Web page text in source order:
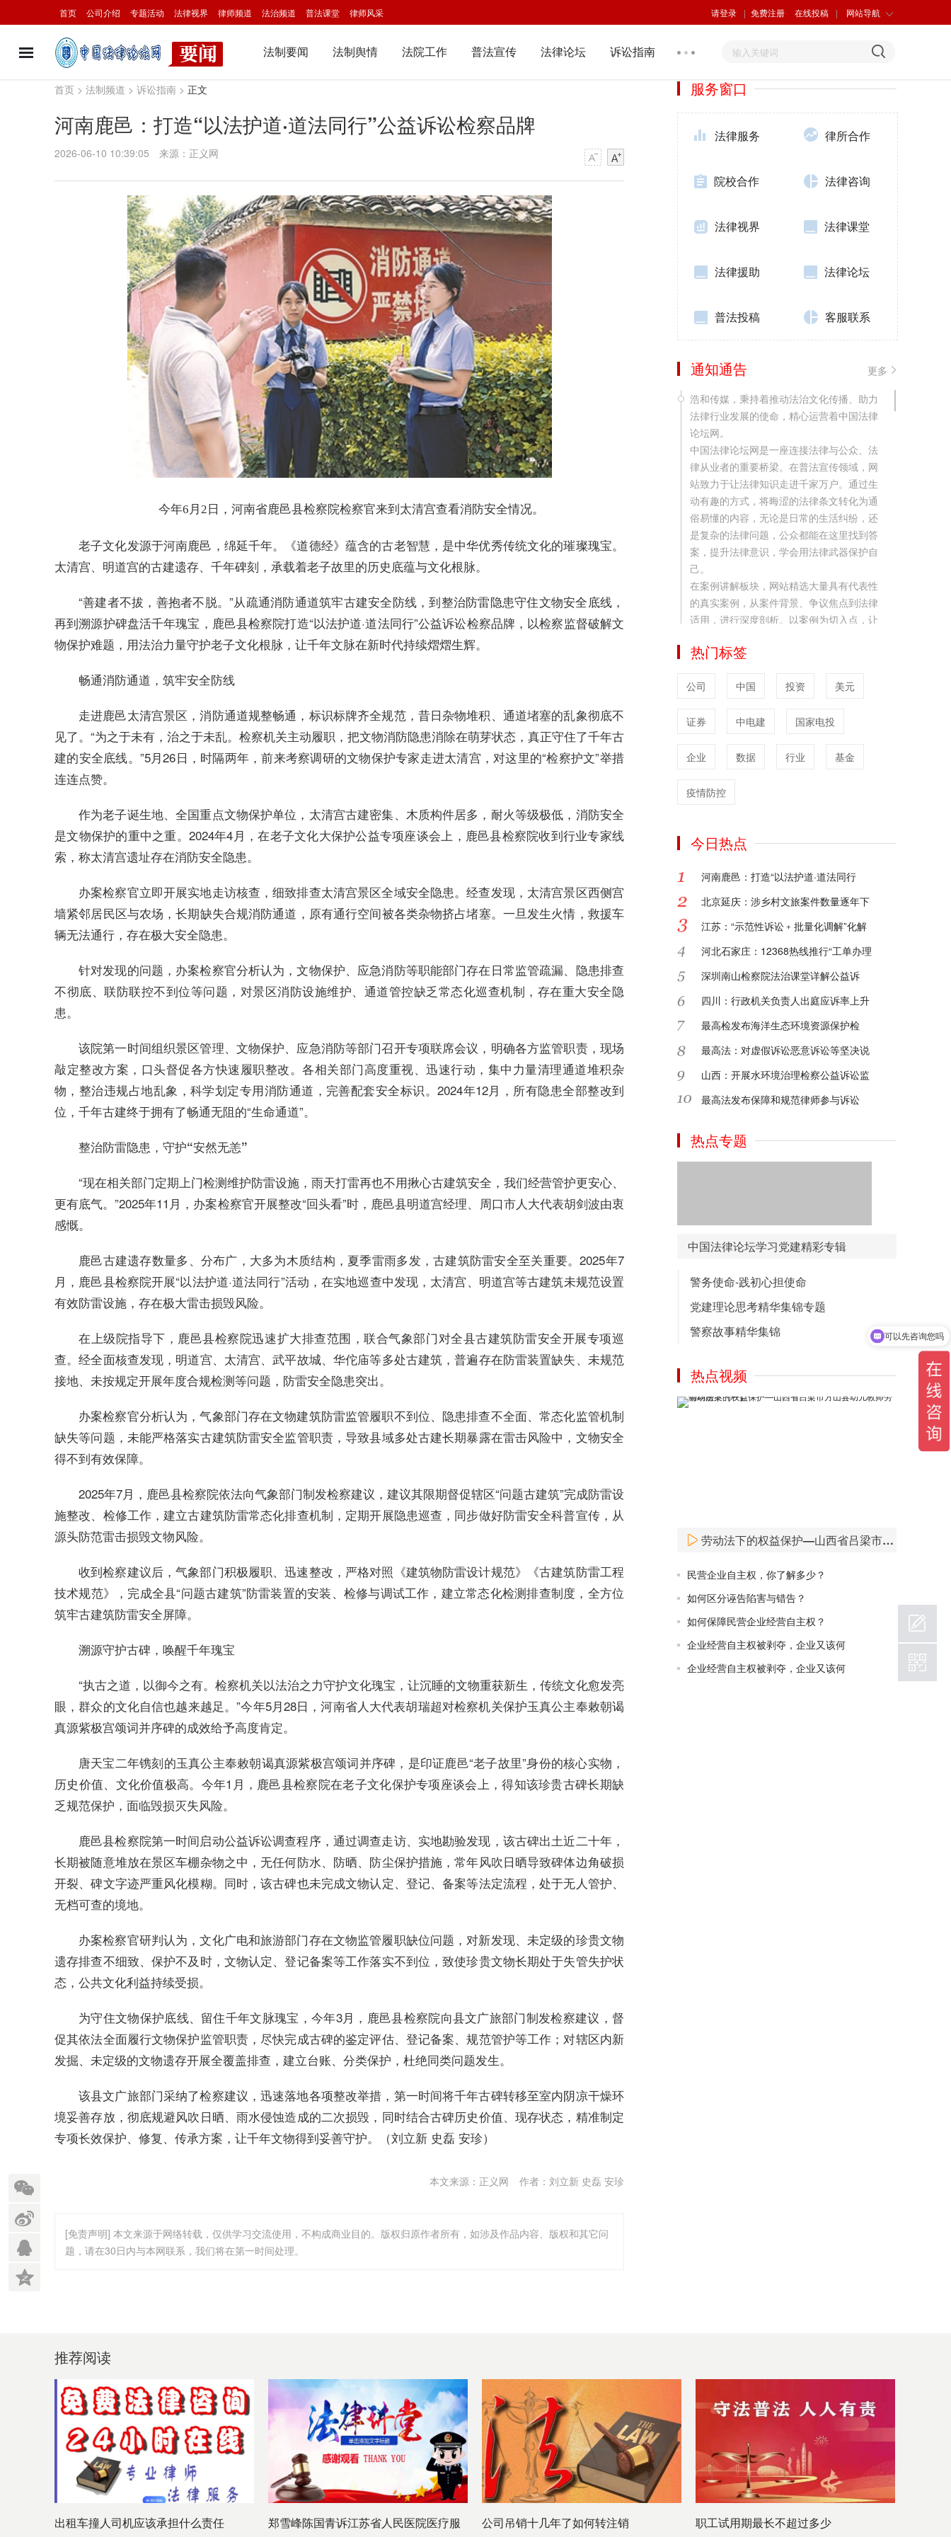
首页 公司介绍 专题活动 法律视界 律师频道 法治频道 普法课堂 律师风采 请登录 | 免费注册 在线投稿 | 网站导航
法制要闻 法制舆情 法院工作 普法宣传 法律论坛 诉讼指南
首页 > 法制频道 > 诉讼指南 > 正文
河南鹿邑：打造“以法护道·道法同行”公益诉讼检察品牌
2026-06-10 10:39:05 来源：正义网
今年6月2日，河南省鹿邑县检察院检察官来到太清宫查看消防安全情况。
老子文化发源于河南鹿邑，绵延千年。《道德经》蕴含的古老智慧，是中华优秀传统文化的璀璨瑰宝。
太清宫、明道宫的古建遗存、千年碑刻，承载着老子故里的历史底蕴与文化根脉。
“善建者不拔，善抱者不脱。”从疏通消防通道筑牢古建安全防线，到整治防雷隐患守住文物安全底线，
再到溯源护碑盘活千年瑰宝，鹿邑县检察院打造“以法护道·道法同行”公益诉讼检察品牌，以检察监督破解文
物保护难题，用法治力量守护老子文化根脉，让千年文脉在新时代持续熠熠生辉。
畅通消防通道，筑牢安全防线
走进鹿邑太清宫景区，消防通道规整畅通，标识标牌齐全规范，昔日杂物堆积、通道堵塞的乱象彻底不
见了。“为之于未有，治之于未乱。检察机关主动履职，把文物消防隐患消除在萌芽状态，真正守住了千年古
建的安全底线。”5月26日，时隔两年，前来考察调研的文物保护专家走进太清宫，对这里的“检察护文”举措
连连点赞。
作为老子诞生地、全国重点文物保护单位，太清宫古建密集、木质构件居多，耐火等级极低，消防安全
是文物保护的重中之重。2024年4月，在老子文化大保护公益专项座谈会上，鹿邑县检察院收到行业专家线
索，称太清宫遗址存在消防安全隐患。
办案检察官立即开展实地走访核查，细致排查太清宫景区全域安全隐患。经查发现，太清宫景区西侧宫
墙紧邻居民区与农场，长期缺失合规消防通道，原有通行空间被各类杂物挤占堵塞。一旦发生火情，救援车
辆无法通行，存在极大安全隐患。
针对发现的问题，办案检察官分析认为，文物保护、应急消防等职能部门存在日常监管疏漏、隐患排查
不彻底、联防联控不到位等问题，对景区消防设施维护、通道管控缺乏常态化巡查机制，存在重大安全隐
患。
该院第一时间组织景区管理、文物保护、应急消防等部门召开专项联席会议，明确各方监管职责，现场
敲定整改方案，口头督促各方快速履职整改。各相关部门高度重视、迅速行动，集中力量清理通道堆积杂
物，整治违规占地乱象，科学划定专用消防通道，完善配套安全标识。2024年12月，所有隐患全部整改到
位，千年古建终于拥有了畅通无阻的“生命通道”。
整治防雷隐患，守护“安然无恙”
“现在相关部门定期上门检测维护防雷设施，雨天打雷再也不用揪心古建筑安全，我们经营管护更安心、
更有底气。”2025年11月，办案检察官开展整改“回头看”时，鹿邑县明道宫经理、周口市人大代表胡剑波由衷
感慨。
鹿邑古建遗存数量多、分布广，大多为木质结构，夏季雷雨多发，古建筑防雷安全至关重要。2025年7
月，鹿邑县检察院开展“以法护道·道法同行”活动，在实地巡查中发现，太清宫、明道宫等古建筑未规范设置
有效防雷设施，存在极大雷击损毁风险。
在上级院指导下，鹿邑县检察院迅速扩大排查范围，联合气象部门对全县古建筑防雷安全开展专项巡
查。经全面核查发现，明道宫、太清宫、武平故城、华佗庙等多处古建筑，普遍存在防雷装置缺失、未规范
接地、未按规定开展年度合规检测等问题，防雷安全隐患突出。
办案检察官分析认为，气象部门存在文物建筑防雷监管履职不到位、隐患排查不全面、常态化监管机制
缺失等问题，未能严格落实古建筑防雷安全监管职责，导致县域多处古建长期暴露在雷击风险中，文物安全
得不到有效保障。
2025年7月，鹿邑县检察院依法向气象部门制发检察建议，建议其限期督促辖区“问题古建筑”完成防雷设
施整改、检修工作，建立古建筑防雷常态化排查机制，定期开展隐患巡查，同步做好防雷安全科普宣传，从
源头防范雷击损毁文物风险。
收到检察建议后，气象部门积极履职、迅速整改，严格对照《建筑物防雷设计规范》《古建筑防雷工程
技术规范》，完成全县“问题古建筑”防雷装置的安装、检修与调试工作，建立常态化检测排查制度，全方位
筑牢古建筑防雷安全屏障。
溯源守护古碑，唤醒千年瑰宝
“执古之道，以御今之有。检察机关以法治之力守护文化瑰宝，让沉睡的文物重获新生，传统文化愈发亮
眼，群众的文化自信也越来越足。”今年5月28日，河南省人大代表胡瑞超对检察机关保护玉真公主奉敕朝谒
真源紫极宫颂词并序碑的成效给予高度肯定。
唐天宝二年镌刻的玉真公主奉敕朝谒真源紫极宫颂词并序碑，是印证鹿邑“老子故里”身份的核心实物，
历史价值、文化价值极高。今年1月，鹿邑县检察院在老子文化保护专项座谈会上，得知该珍贵古碑长期缺
乏规范保护，面临毁损灭失风险。
鹿邑县检察院第一时间启动公益诉讼调查程序，通过调查走访、实地勘验发现，该古碑出土近二十年，
长期被随意堆放在景区车棚杂物之中，无任何防水、防晒、防尘保护措施，常年风吹日晒导致碑体边角破损
开裂、碑文字迹严重风化模糊。同时，该古碑也未完成文物认定、登记、备案等法定流程，处于无人管护、
无档可查的境地。
办案检察官研判认为，文化广电和旅游部门存在文物监管履职缺位问题，对新发现、未定级的珍贵文物
遗存排查不细致、保护不及时，文物认定、登记备案等工作落实不到位，致使珍贵文物长期处于失管失护状
态，公共文化利益持续受损。
为守住文物保护底线、留住千年文脉瑰宝，今年3月，鹿邑县检察院向县文广旅部门制发检察建议，督
促其依法全面履行文物保护监管职责，尽快完成古碑的鉴定评估、登记备案、规范管护等工作；对辖区内新
发掘、未定级的文物遗存开展全覆盖排查，建立台账、分类保护，杜绝同类问题发生。
该县文广旅部门采纳了检察建议，迅速落地各项整改举措，第一时间将千年古碑转移至室内阴凉干燥环
境妥善存放，彻底规避风吹日晒、雨水侵蚀造成的二次损毁，同时结合古碑历史价值、现存状态，精准制定
专项长效保护、修复、传承方案，让千年文物得到妥善守护。（刘立新 史磊 安珍）
本文来源：正义网 作者：刘立新 史磊 安珍
[免责声明] 本文来源于网络转载，仅供学习交流使用，不构成商业目的。版权归原作者所有，如涉及作品内容、版权和其它问
题，请在30日内与本网联系，我们将在第一时间处理。
服务窗口
法律服务 律所合作
院校合作 法律咨询
法律视界 法律课堂
法律援助 法律论坛
普法投稿 客服联系
通知通告
更多
浩和传媒，秉持着推动法治文化传播、助力
法律行业发展的使命，精心运营着中国法律
论坛网。
中国法律论坛网是一座连接法律与公众、法
律从业者的重要桥梁。在普法宣传领域，网
站致力于让法律知识走进千家万户。通过生
动有趣的方式，将晦涩的法律条文转化为通
俗易懂的内容，无论是日常的生活纠纷，还
是复杂的法律问题，公众都能在这里找到答
案，提升法律意识，学会用法律武器保护自
己。
在案例讲解板块，网站精选大量具有代表性
的真实案例，从案件背景、争议焦点到法律
适用，进行深度剖析。以案例为切入点，让
用，每一个案例都是一堂生动的法律课。
宣传服务。我们深知品牌建设对于法律从业
验，为律所和律师量身定制品牌宣传方案，
力。
务和宣传需求，创作富有感染力和专业性的
视频的形式，将法律知识和律所风采以更直
播范围。
业、创新、多元的服务，为法治社会的建设
贡献力量。
2025-01-24
2024-09-14
2024-09-14
网上资料繁多，分类不明确，没有专属的党
建资料下载，中国法律论坛网推出资料下载
频道，汇集了报告、讲话、年鉴等多重资料
2020-09-12
检索时间！
2020-09-12
中国法律论坛网在经过不断的细化完善后，
策文件，党章、党建图库及党建精彩视频和
党建资料下载！
热门标签
公司 中国 投资 美元
证券 中电建 国家电投
企业 数据 行业 基金
疫情防控
今日热点
河南鹿邑：打造“以法护道·道法同行
北京延庆：涉乡村文旅案件数量逐年下
江苏：“示范性诉讼﹢批量化调解”化解
河北石家庄：12368热线推行“工单办理
深圳南山检察院法治课堂详解公益诉
四川：行政机关负责人出庭应诉率上升
最高检发布海洋生态环境资源保护检
最高法：对虚假诉讼恶意诉讼等坚决说
山西：开展水环境治理检察公益诉讼监
最高法发布保障和规范律师参与诉讼
热点专题
中国法律论坛学习党建精彩专辑
警务使命-践初心担使命
党建理论思考精华集锦专题
警察故事精华集锦
热点视频
劳动法下的权益保护—山西省吕梁市方山县幼儿教师劳动纠纷案（一）
民营企业自主权，你了解多少？
如何区分诬告陷害与错告？
如何保障民营企业经营自主权？
企业经营自主权被剥夺，企业又该何
企业经营自主权被剥夺，企业又该何
推荐阅读
出租车撞人司机应该承担什么责任
郑雪峰陈国青诉江苏省人民医院医疗服
公司吊销十几年了如何转注销 职工试用期最长不超过多少
可以介绍下你们的产品么